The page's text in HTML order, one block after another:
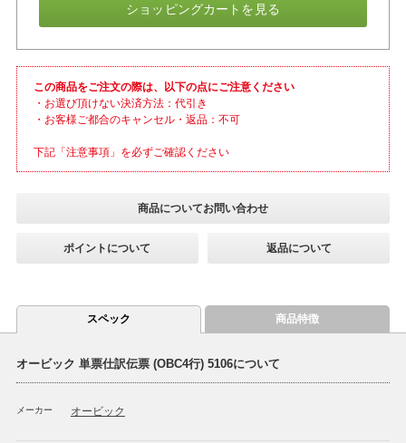
ショッピングカートを見る
この商品をご注文の際は、以下の点にご注意ください
・お選び頂けない決済方法：代引き
・お客様ご都合のキャンセル・返品：不可
下記「注意事項」を必ずご確認ください
商品についてお問い合わせ
ポイントについて 返品について
スペック 商品特徴
オービック 単票仕訳伝票 (OBC4行) 5106について
メーカー オービック